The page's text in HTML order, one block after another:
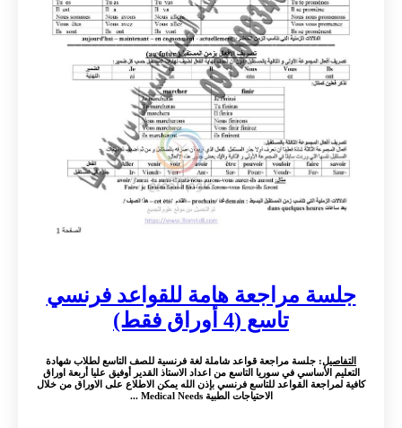
جلسة مراجعة هامة للقواعد فرنسي
تاسع (4 أوراق فقط)
التفاصيل: جلسة مراجعة قواعد شاملة لغة فرنسية للصف التاسع لطلاب شهادة
التعليم الأساسي في سوريا التاسع من اعداد الاستاذ القدير أوفيق عليا أربعة اوراق
كافية لمراجعة القواعد للتاسع فرنسي بإذن الله يمكن الاطلاع على الاوراق من خلال
الاحتياجات الطبية Medical Needs ...